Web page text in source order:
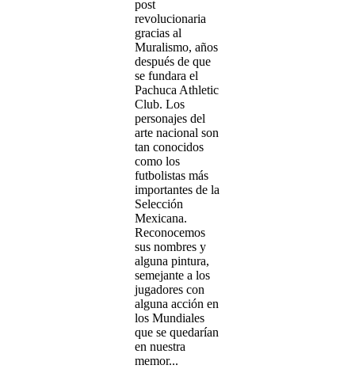
post
revolucionaria
gracias al
Muralismo, años
después de que
se fundara el
Pachuca Athletic
Club. Los
personajes del
arte nacional son
tan conocidos
como los
futbolistas más
importantes de la
Selección
Mexicana.
Reconocemos
sus nombres y
alguna pintura,
semejante a los
jugadores con
alguna acción en
los Mundiales
que se quedarían
en nuestra
memor...